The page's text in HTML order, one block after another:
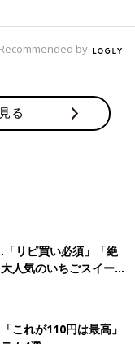
Recommended by
る
リピ買い必須」「絶
人気のいちごスイーツ
これが110円は最高」